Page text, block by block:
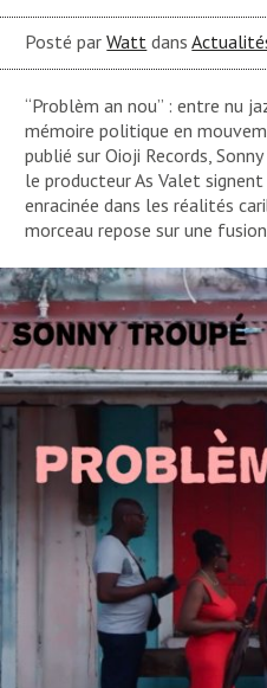
Posté parWatt dans
“Problèm an nou” : entre nu
mémoire politique en
publié sur Oioji Records,
le producteur As Valet
enracinée dans les réalités
morceau repose sur une